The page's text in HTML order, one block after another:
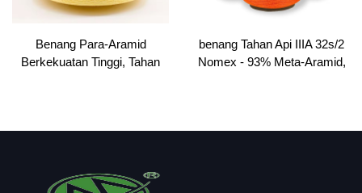
Benang Para-Aramid
Berkekuatan Tinggi, Tahan
benang Tahan Api IIIA 32s/2
Nomex - 93% Meta-Aramid,